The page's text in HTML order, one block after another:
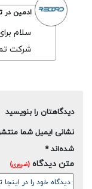
ادمین در
سلام
شرکت تماس
دیدگاهتان را بنویسید
نشانی ایمیل شما
شده‌اند*
متن دیدگاه (ضروری)